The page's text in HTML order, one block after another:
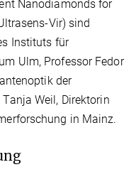
Nanodiamonds for
Vir) sind
Instituts für
Ulm, Professor Fedor
der
Weil, Direktorin
in Mainz.